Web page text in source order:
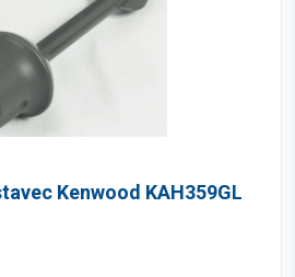
Kenwood KAH359GL